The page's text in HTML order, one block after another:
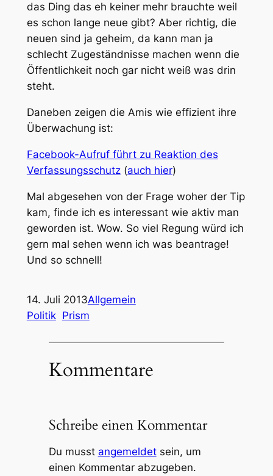
das Ding das eh keiner mehr brauchte weil
es schon lange neue gibt? Aber richtig, die
neuen sind ja geheim, da kann man ja
schlecht Zugeständnisse machen wenn die
Öffentlichkeit noch gar nicht weiß was drin
steht.
Daneben zeigen die Amis wie effizient ihre
Überwachung ist:
Facebook-Aufruf führt zu Reaktion des
Verfassungsschutz(auch hier)
Mal abgesehen von der Frage woher der Tip
kam, finde ich es interessant wie aktiv man
geworden ist. Wow. So viel Regung würd ich
gern mal sehen wenn ich was beantrage!
Und so schnell!
14. Juli 2013Allgemein
Politik Prism
Kommentare
Schreibe einen Kommentar
Du musst angemeldetsein, um
einen Kommentar abzugeben.